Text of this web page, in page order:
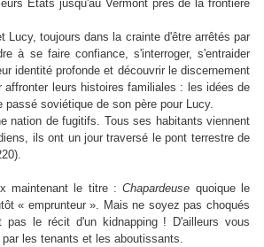
États jusqu'au Vermont près de la frontière
Lucy, toujours dans la crainte d'être arrêtés par
à se faire confiance, s'interroger, s'entraider
identité profonde et découvrir le discernement
affronter leurs histoires familiales : les idées de
passé soviétique de son père pour Lucy.
nation de fugitifs. Tous ses habitants viennent
ils ont un jour traversé le pont terrestre de
maintenant le titre :Chapardeuse quoique le
« emprunteur ». Mais ne soyez pas choqués
pas le récit d'un kidnapping ! D'ailleurs vous
les tenants et les aboutissants.